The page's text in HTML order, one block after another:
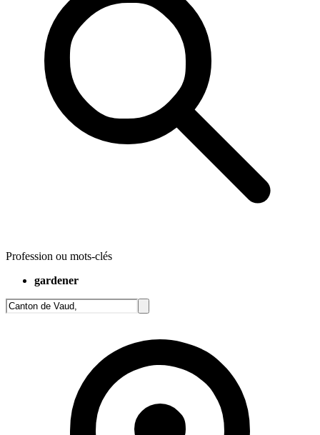
Profession ou mots-clés
gardener